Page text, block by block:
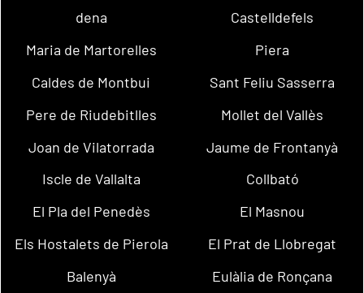
dena
Castelldefels
Maria de Martorelles
Piera
Caldes de Montbui
Sant Feliu Sasserra
Pere de Riudebitlles
Mollet del Vallès
Joan de Vilatorrada
Jaume de Frontanyà
Iscle de Vallalta
Collbató
El Pla del Penedès
El Masnou
Els Hostalets de Pierola
El Prat de Llobregat
Balenyà
Eulàlia de Ronçana